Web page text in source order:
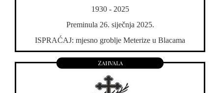
1930 - 2025
Preminula 26. siječnja 2025.
ISPRAĆAJ: mjesno groblje Meterize u Blacama
Zahvala